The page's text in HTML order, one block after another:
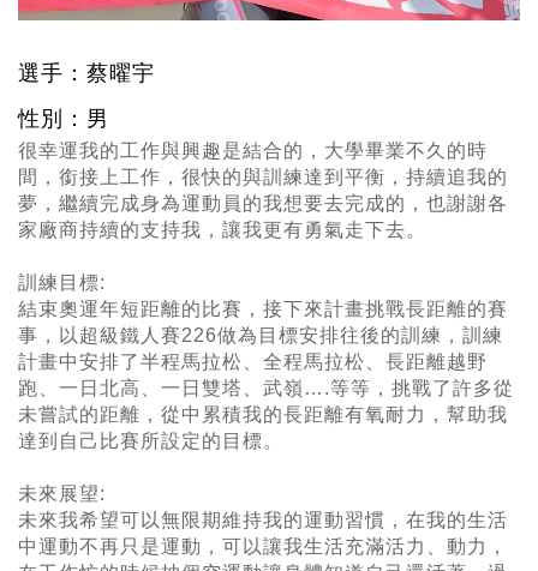
選手：蔡曜宇
性別：男
很幸運我的工作與興趣是結合的，大學畢業不久的時
間，銜接上工作，很快的與訓練達到平衡，持續追我的
夢，繼續完成身為運動員的我想要去完成的，也謝謝各
家廠商持續的支持我，讓我更有勇氣走下去。
訓練目標:
結束奧運年短距離的比賽，接下來計畫挑戰長距離的賽
事，以超級鐵人賽226做為目標安排往後的訓練，訓練
計畫中安排了半程馬拉松、全程馬拉松、長距離越野
跑、一日北高、一日雙塔、武嶺….等等，挑戰了許多從
未嘗試的距離，從中累積我的長距離有氧耐力，幫助我
達到自己比賽所設定的目標。
未來展望:
未來我希望可以無限期維持我的運動習慣，在我的生活
中運動不再只是運動，可以讓我生活充滿活力、動力，